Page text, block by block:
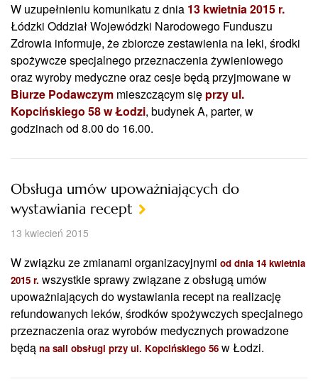
W uzupełnieniu komunikatu z dnia 13 kwietnia 2015 r.
Łódzki Oddział Wojewódzki Narodowego Funduszu
Zdrowia informuje, że zbiorcze zestawienia na leki, środki
spożywcze specjalnego przeznaczenia żywieniowego
oraz wyroby medyczne oraz cesje będą przyjmowane w
Biurze Podawczym mieszczącym się przy ul.
Kopcińskiego 58 w Łodzi, budynek A, parter, w
godzinach od 8.00 do 16.00.
Obsługa umów upoważniających do
wystawiania recept
13 kwiecień 2015
W związku ze zmianami organizacyjnymi od dnia 14 kwietnia
2015 r. wszystkie sprawy związane z obsługą umów
upoważniających do wystawiania recept na realizację
refundowanych leków, środków spożywczych specjalnego
przeznaczenia oraz wyrobów medycznych prowadzone
będą na sali obsługi przy ul. Kopcińskiego 56 w Łodzi.